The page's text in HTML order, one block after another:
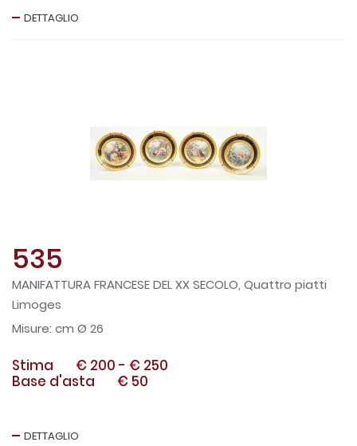
DETTAGLIO
535
MANIFATTURA FRANCESE DEL XX SECOLO, Quattro piatti
Limoges
cm Ø 26
Stima € 200 - € 250
Base d'asta
€ 50
DETTAGLIO